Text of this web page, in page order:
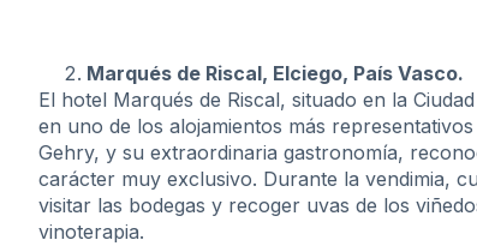
Marqués de Riscal, Elciego, País Vasco.
El hotel Marqués de Riscal, situado en la
en uno de los alojamientos más
Gehry, y su extraordinaria gastronomía,
carácter muy exclusivo. Durante la vendimia,
visitar las bodegas y recoger uvas de los
vinoterapia.